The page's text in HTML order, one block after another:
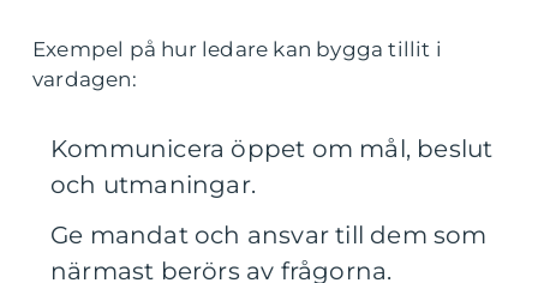
Exempel på hur ledare kan bygga tillit i
vardagen:
Kommunicera öppet om mål, beslut
och utmaningar.
Ge mandat och ansvar till dem som
närmast berörs av frågorna.